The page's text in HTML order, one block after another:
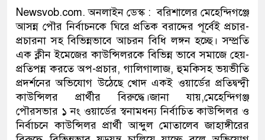
যে ভাবে ডেভিড ইমনের কাছে
‘আজহার খান’
অবৈধ বিদেশি পিস্তল,
জড়িত কিশোর গ্যাংয়ের চার শিশু
ডাকাতির প্রস্তুতিকালে
থানা পুলিশ
Newsvob.com. অনলাইন ডেস্ক : বরিশালের মেহেন্দিগঞ্জে
আসন্ন পৌর নির্বাচনকে ঘিরে প্রতিক বরাদ্দের পূর্বেই প্রচার-
প্রচারনা সহ বিভিন্নভাবে আচরন বিধি লঙ্গন হচ্ছে। সম্প্রতি
এক ক্লীন ইমেজের কাউন্সিলরকে বিভিন্ন ভাবে সমাজে হেয়-
প্রতিপন্ন করতে অপ-প্রচার, গালিগালাজ, হুমকিসহ ভয়ভীতি
প্রদর্শনের অভিযোগ উঠেছে খোদ একই ওয়ার্ডের প্রতিদ্বন্দ্বী
কাউন্সিলর প্রার্থীর বিরুদ্ধে।জানা যায়,মেহেন্দিগঞ্জ
পৌরসভার ১ নং ওয়ার্ডের স্বনামধন্য নির্বাচিত কাউন্সিলর ও
নির্বাচনে কাউন্সিলর প্রার্থী আব্দুল মোতালেব জাহাঙ্গীরের